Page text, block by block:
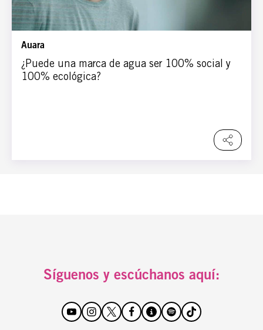
Auara
¿Puede una marca de agua ser 100% social y
100% ecológica?
Síguenos y escúchanos aquí: